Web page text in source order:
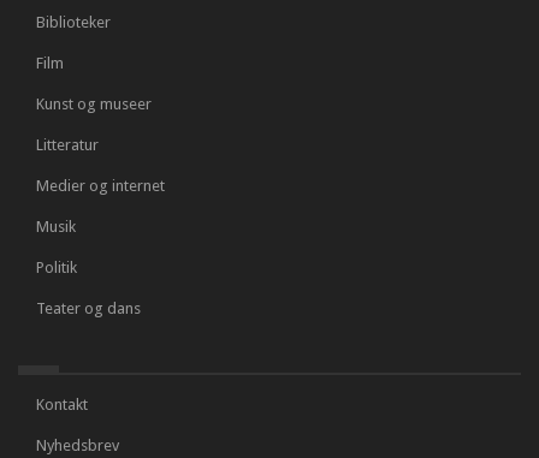
Biblioteker
Film
Kunst og museer
Litteratur
Medier og internet
Musik
Politik
Teater og dans
Kontakt
Nyhedsbrev